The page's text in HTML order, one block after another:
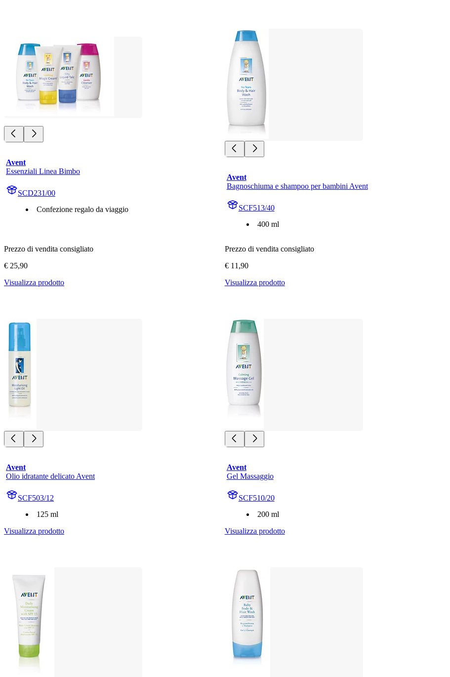
Avent
Essenziali Linea Bimbo
SCD231/00
Confezione regalo da viaggio
Prezzo di vendita consigliato
€ 25,90
Visualizza prodotto
Avent
Bagnoschiuma e shampoo per bambini Avent
SCF513/40
400 ml
Prezzo di vendita consigliato
€ 11,90
Visualizza prodotto
Avent
Olio idratante delicato Avent
SCF503/12
125 ml
Visualizza prodotto
Avent
Gel Massaggio
SCF510/20
200 ml
Visualizza prodotto